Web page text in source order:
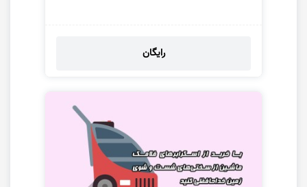
رایگان